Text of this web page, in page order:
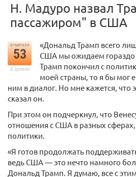
Н. Мадуро назвал
пассажиром" в США
отметили
53
в архиве
«Дональд Трамп всего
США мы ожидаем гораздо
Трамп покончил с
моей страны, то я бы мог
ним в диалог. Но мне кажется, что
сказал он.
При этом он подчеркнул, что
отношения с США в разных
политики.
«Я готов продолжать
ведь США — это нечто намного
Дональд Трамп. Я думаю, все с